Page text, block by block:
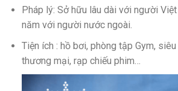
Pháp lý: Sở hữu lâu dài với người
năm với người nước ngoài.
Tiện ích : hồ bơi, phòng tập Gym,
thương mại, rạp chiếu phim…